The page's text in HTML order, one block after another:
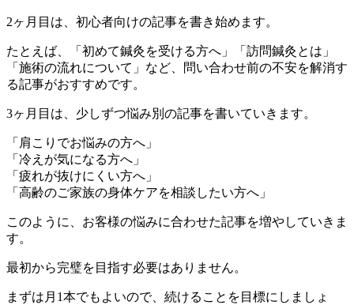
2ヶ月目は、初心者向けの記事を書き始めます。
たとえば、「初めて鍼灸を受ける方へ」「訪問鍼灸とは」
「施術の流れについて」など、問い合わせ前の不安を解消す
る記事がおすすめです。
3ヶ月目は、少しずつ悩み別の記事を書いていきます。
「肩こりでお悩みの方へ」
「冷えが気になる方へ」
「疲れが抜けにくい方へ」
「高齢のご家族の身体ケアを相談したい方へ」
このように、お客様の悩みに合わせた記事を増やしていきま
す。
最初から完璧を目指す必要はありません。
まずは月1本でもよいので、続けることを目標にしましょ